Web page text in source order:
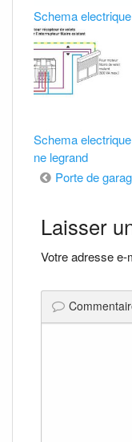
Schema
Schema
ne legrand
de
l’article
Porte de
Laisser
Votre adresse e-